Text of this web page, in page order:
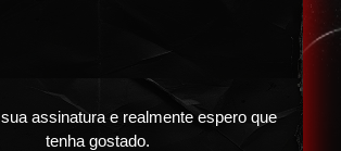
assinatura e realmente espero que
tenha gostado.